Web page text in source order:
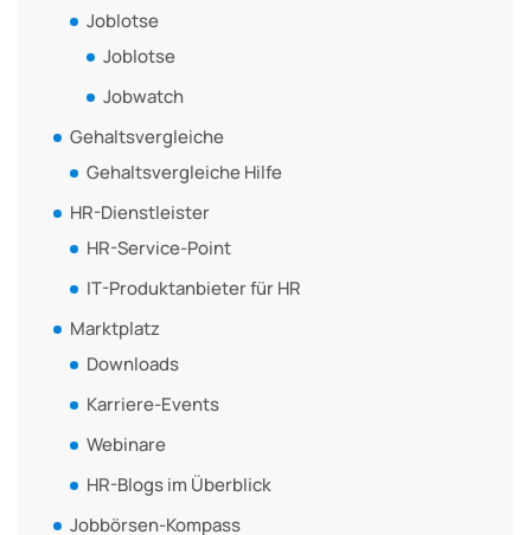
Joblotse
Joblotse
Jobwatch
Gehaltsvergleiche
Gehaltsvergleiche Hilfe
HR-Dienstleister
HR-Service-Point
IT-Produktanbieter für HR
Marktplatz
Downloads
Karriere-Events
Webinare
HR-Blogs im Überblick
Jobbörsen-Kompass